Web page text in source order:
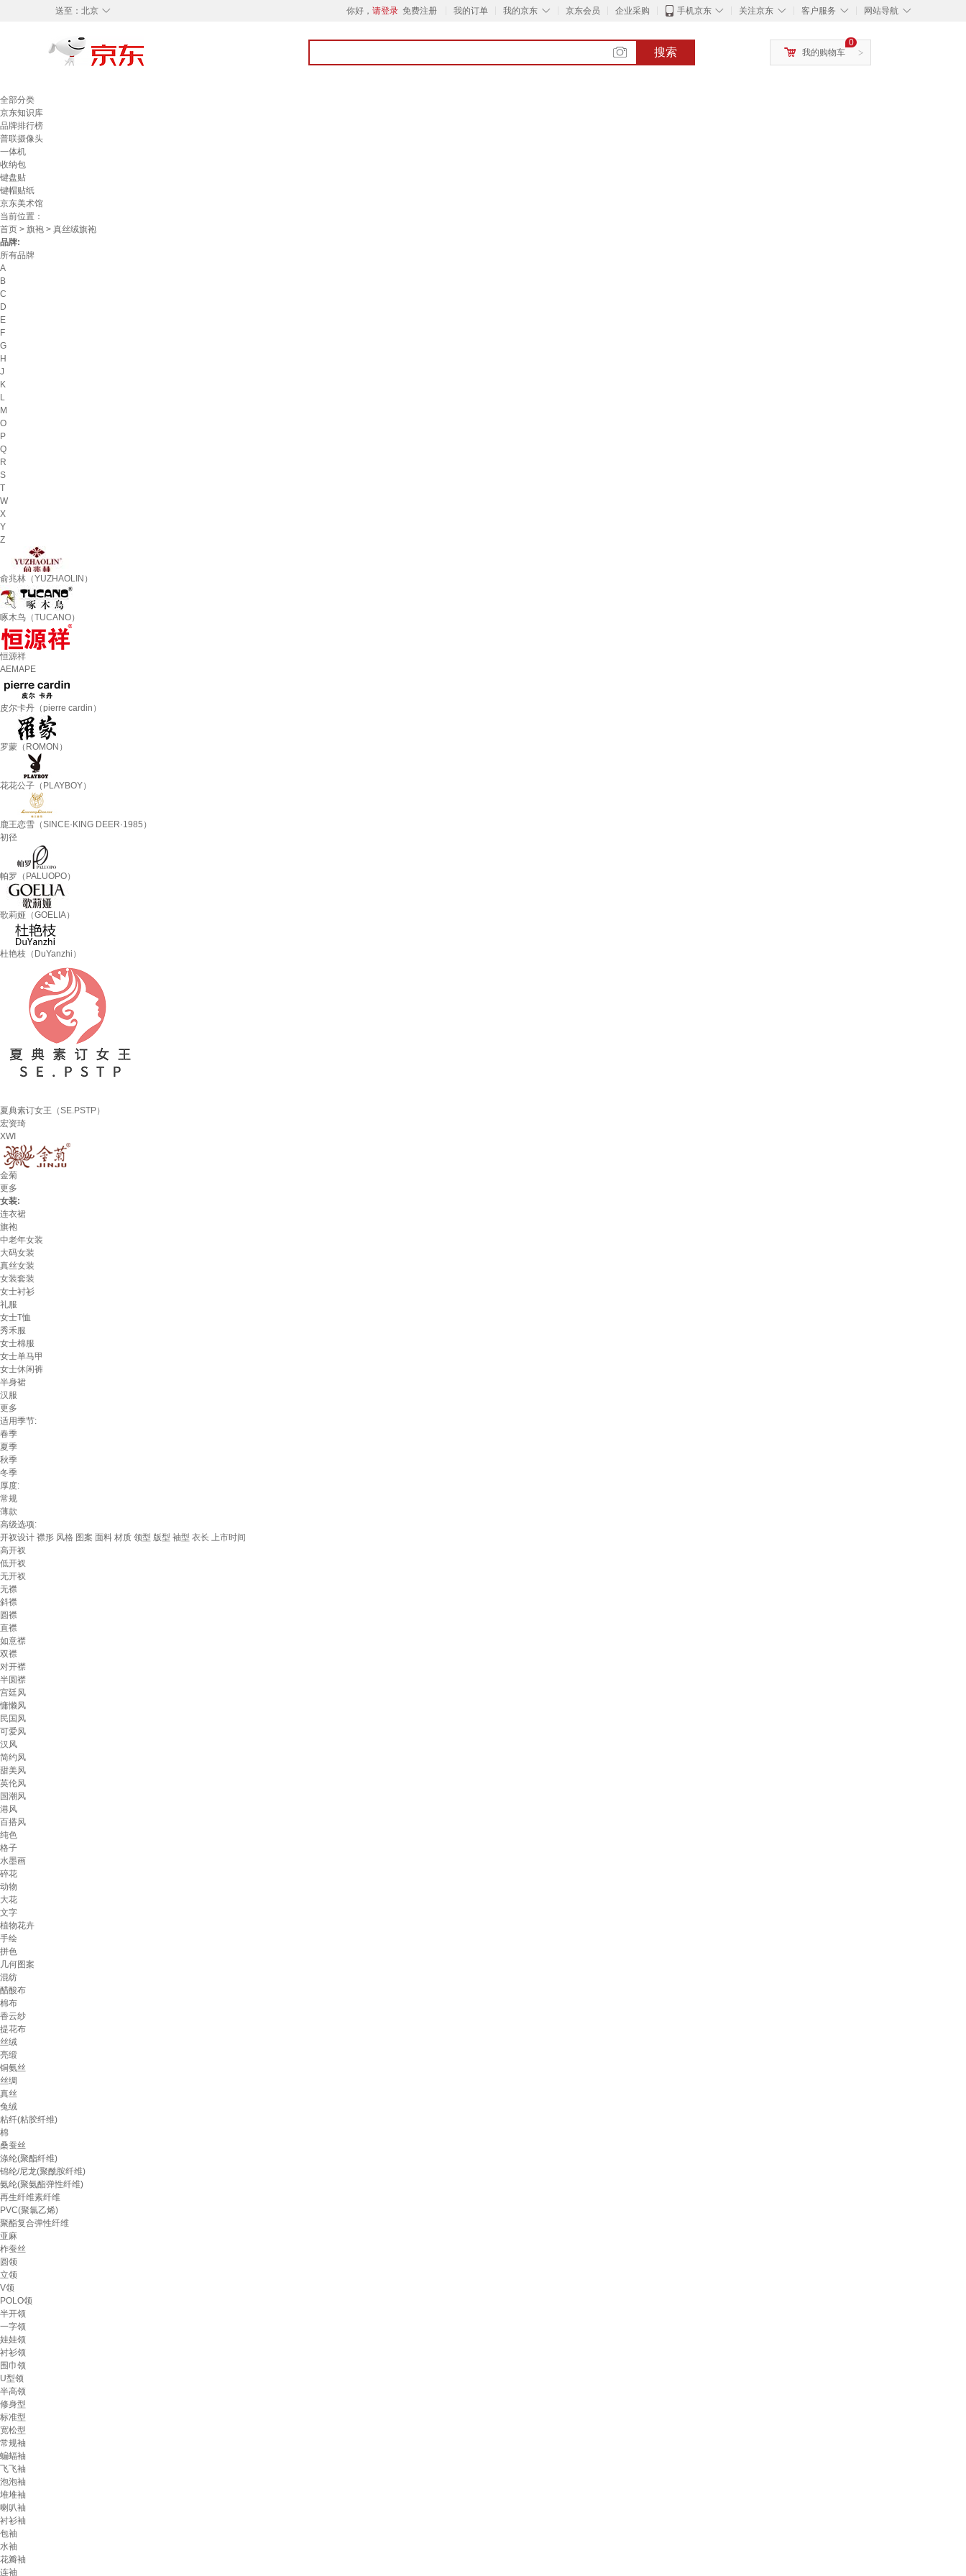
◇
送至： 北京 你好， 请登录 免费注册 我的订单 ◇
我的京东 京东会员 企业采购 ◇
手机京东 ◇
关注京东 ◇
客户服务 ◇
网站导航
搜索 >
0
我的购物车
全部分类
京东知识库
品牌排行榜
普联摄像头
一体机
收纳包
键盘贴
键帽贴纸
京东美术馆
当前位置：
首页 > 旗袍 > 真丝绒旗袍
品牌:
所有品牌
A
B
C
D
E
F
G
H
J
K
L
M
O
P
Q
R
S
T
W
X
Y
Z
俞兆林（YUZHAOLIN）
啄木鸟（TUCANO）
恒源祥
AEMAPE
皮尔卡丹（pierre cardin）
罗蒙（ROMON）
花花公子（PLAYBOY）
鹿王恋雪（SINCE·KING DEER·1985）
初径
帕罗（PALUOPO）
歌莉娅（GOELIA）
杜艳枝（DuYanzhi）
夏典素订女王（SE.PSTP）
宏资琦
XWI
金菊
更多
女装:
连衣裙
旗袍
中老年女装
大码女装
真丝女装
女装套装
女士衬衫
礼服
女士T恤
秀禾服
女士棉服
女士单马甲
女士休闲裤
半身裙
汉服
更多
适用季节:
春季
夏季
秋季
冬季
厚度:
常规
薄款
高级选项:
开衩设计 襟形 风格 图案 面料 材质 领型 版型 袖型 衣长 上市时间
高开衩
低开衩
无开衩
无襟
斜襟
圆襟
直襟
如意襟
双襟
对开襟
半圆襟
宫廷风
慵懒风
民国风
可爱风
汉风
简约风
甜美风
英伦风
国潮风
港风
百搭风
纯色
格子
水墨画
碎花
动物
大花
文字
植物花卉
手绘
拼色
几何图案
混纺
醋酸布
棉布
香云纱
提花布
丝绒
亮缎
铜氨丝
丝绸
真丝
兔绒
粘纤(粘胶纤维)
棉
桑蚕丝
涤纶(聚酯纤维)
锦纶/尼龙(聚酰胺纤维)
氨纶(聚氨酯弹性纤维)
再生纤维素纤维
PVC(聚氯乙烯)
聚酯复合弹性纤维
亚麻
柞蚕丝
圆领
立领
V领
POLO领
半开领
一字领
娃娃领
衬衫领
围巾领
U型领
半高领
修身型
标准型
宽松型
常规袖
蝙蝠袖
飞飞袖
泡泡袖
堆堆袖
喇叭袖
衬衫袖
包袖
水袖
花瓣袖
连袖